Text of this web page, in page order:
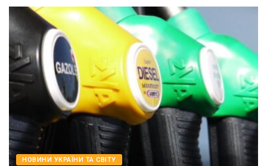
НОВИНИ УКРАЇНИ ТА СВІТУ